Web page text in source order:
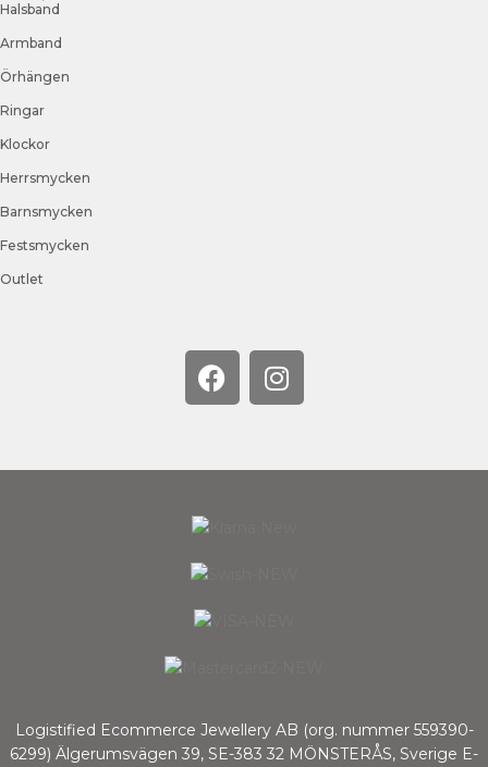
Halsband
Armband
Örhängen
Ringar
Klockor
Herrsmycken
Barnsmycken
Festsmycken
Outlet
Logistified Ecommerce Jewellery AB (org. nummer 559390-
6299) Älgerumsvägen 39, SE-383 32 MÖNSTERÅS, Sverige E-